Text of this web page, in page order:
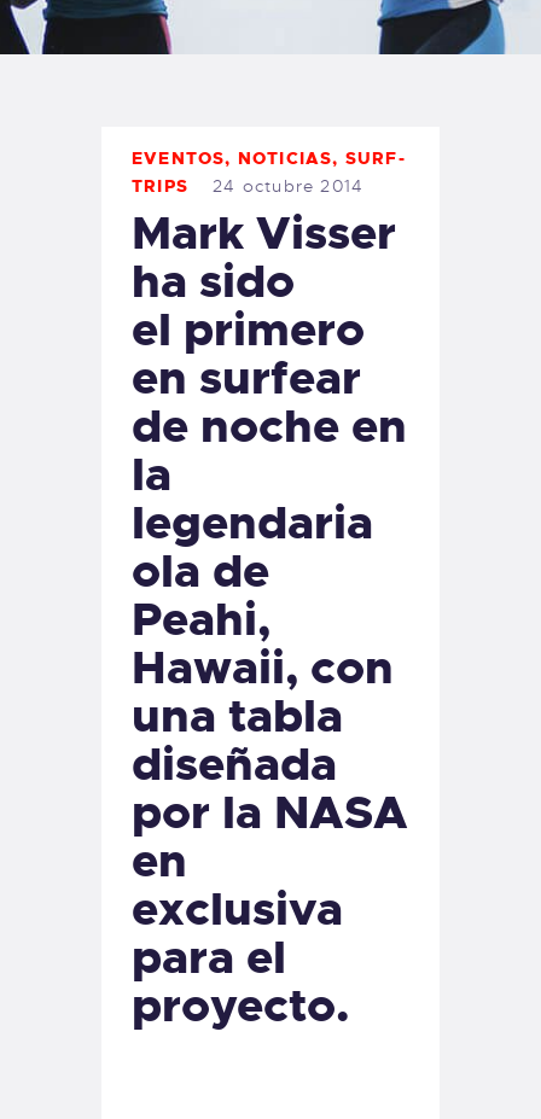
TIENDA FAMILY SURFERS
WEBCAM SALINAS
EVENTOS, NOTICIAS, SURF-
TRIPS
24 octubre 2014
Mark Visser
ha sido
el primero
en surfear
de noche en
la
legendaria
ola de
Peahi,
Hawaii, con
una tabla
diseñada
por la NASA
en
exclusiva
para el
proyecto.